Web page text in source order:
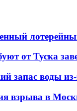
от Туска
запас воды
взрыва в